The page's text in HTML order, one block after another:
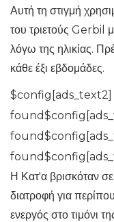
Αυτή τη στιγμή
του τριετούς Gerbil
λόγω της ηλικίας.
κάθε έξι εβδομάδες.
Η Κατ'α βρισκόταν
διατροφή για περίπου
ενεργός στο τιμόνι